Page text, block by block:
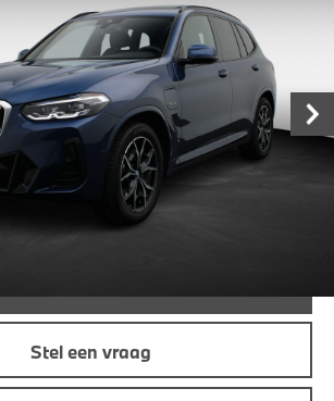
Delen Contact dealer
€ 42.400,-
€ 455,81
Offerte aanvraag
Stel een vraag